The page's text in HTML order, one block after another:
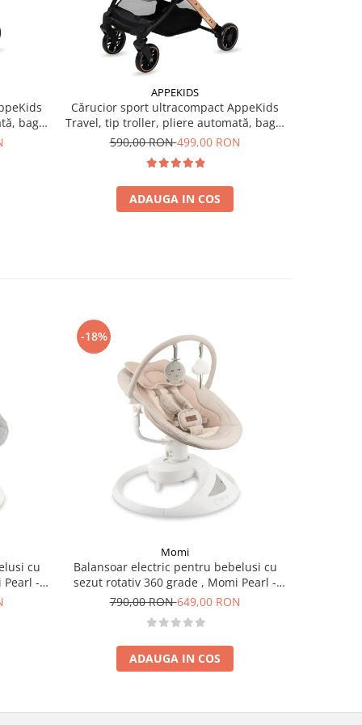
bagaj
APPEKIDS
Cărucior sport ultracompact AppeKids
Travel, tip troller, pliere automată, bagaj
de mână, 6.7 kg - Grey
590,00 RON499,00 RON
ADAUGA IN COS
cu
-
-18%
Momi
Balansoar electric pentru bebelusi cu
sezut rotativ 360 grade , Momi Pearl -
Beige
790,00 RON649,00 RON
ADAUGA IN COS